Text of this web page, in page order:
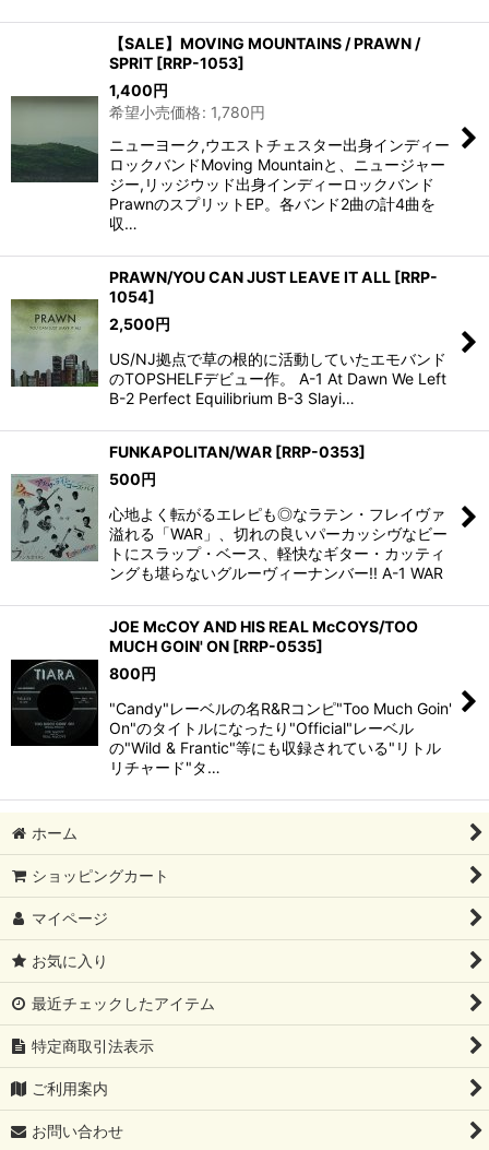
【SALE】MOVING MOUNTAINS / PRAWN /
SPRIT [RRP-1053]
1,400円
希望小売価格: 1,780円
ニューヨーク,ウエストチェスター出身インディー
ロックバンドMoving Mountainと、ニュージャー
ジー,リッジウッド出身インディーロックバンド
PrawnのスプリットEP。各バンド2曲の計4曲を
収…
PRAWN/YOU CAN JUST LEAVE IT ALL [RRP-
1054]
2,500円
US/NJ拠点で草の根的に活動していたエモバンド
のTOPSHELFデビュー作。 A-1 At Dawn We Left
B-2 Perfect Equilibrium B-3 Slayi…
FUNKAPOLITAN/WAR [RRP-0353]
500円
心地よく転がるエレピも◎なラテン・フレイヴァ
溢れる「WAR」、切れの良いパーカッシヴなビー
トにスラップ・ベース、軽快なギター・カッティ
ングも堪らないグルーヴィーナンバー!! A-1 WAR
JOE McCOY AND HIS REAL McCOYS/TOO
MUCH GOIN' ON [RRP-0535]
800円
"Candy"レーベルの名R&Rコンピ"Too Much Goin'
On"のタイトルになったり"Official"レーベル
の"Wild & Frantic"等にも収録されている"リトル
リチャード"タ…
ホーム
ショッピングカート
マイページ
お気に入り
最近チェックしたアイテム
特定商取引法表示
ご利用案内
お問い合わせ